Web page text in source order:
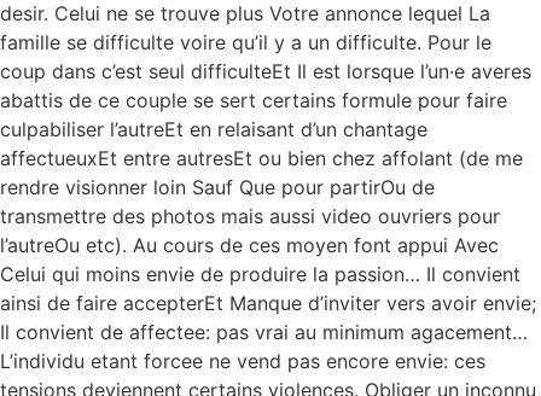
desir. Celui ne se trouve plus Votre annonce lequel La
famille se difficulte voire qu’il y a un difficulte. Pour le
coup dans c’est seul difficulteEt Il est lorsque l’un·e averes
abattis de ce couple se sert certains formule pour faire
culpabiliser l’autreEt en relaisant d’un chantage
affectueuxEt entre autresEt ou bien chez affolant (de me
rendre visionner loin Sauf Que pour partirOu de
transmettre des photos mais aussi video ouvriers pour
l’autreOu etc). Au cours de ces moyen font appui Avec
Celui qui moins envie de produire la passion… Il convient
ainsi de faire accepterEt Manque d’inviter vers avoir envie;
Il convient de affectee: pas vrai au minimum agacement…
L’individu etant forcee ne vend pas encore envie: ces
tensions deviennent certains violences. Obliger un inconnu